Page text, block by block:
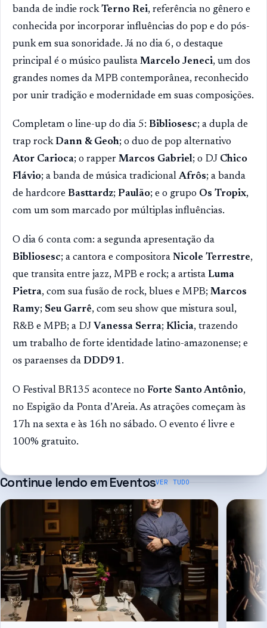
banda de indie rockTerno Rei, referência no gênero e
conhecida por incorporar influências do pop e do pós-
punk em sua sonoridade. Já no dia 6, o destaque
principal é o músico paulista Marcelo Jeneci, um dos
grandes nomes da MPB contemporânea, reconhecido
por unir tradição e modernidade em suas composições.
Completam o line-up do dia 5: Bibliosesc; a dupla de
trap rockDann & Geoh; o duo de pop alternativo
Ator Carioca; o rapper Marcos Gabriel; o DJ Chico
Flávio; a banda de música tradicionalAfrôs; a banda
de hardcore Basttardz; Paulão; e o grupo Os Tropix,
com um som marcado por múltiplas influências.
O dia 6 conta com: a segunda apresentação da
Bibliosesc; a cantora e compositora Nicole Terrestre,
que transita entre jazz, MPB e rock; a artista Luma
Pietra, com sua fusão de rock, blues e MPB; Marcos
Ramy; Seu Garrê, com seu show que mistura soul,
R&B e MPB; a DJ Vanessa Serra; Klicia, trazendo
um trabalho de forte identidade latino-amazonense; e
os paraenses da DDD91.
O Festival BR135 acontece no Forte Santo Antônio,
no Espigão da Ponta d’Areia. As atrações começam às
17h na sexta e às 16h no sábado. O evento é livre e
100% gratuito.
Continue lendo emEventosVER TUDO